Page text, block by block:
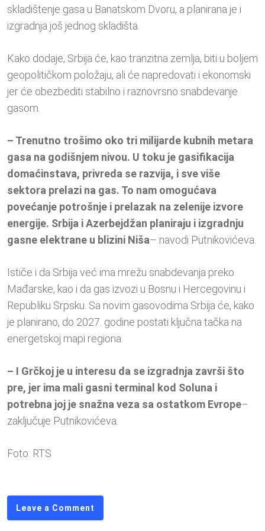
skladištenje gasa u Banatskom Dvoru, a planirana je i
izgradnja još jednog skladišta.
Kako dodaje, Srbija će, kao tranzitna zemlja, biti u boljem
geopolitičkom položaju, ali će napredovati i ekonomski
jer će obezbediti stabilno i raznovrsno snabdevanje
gasom.
– Trenutno trošimo oko tri milijarde kubnih metara
gasa na godišnjem nivou. U toku je gasifikacija
domaćinstava, privreda se razvija, i sve više
sektora prelazi na gas. To nam omogućava
povećanje potrošnje i prelazak na zelenije izvore
energije. Srbija i Azerbejdžan planiraju i izgradnju
gasne elektrane u blizini Niša– navodi Putnikovićeva.
Ističe i da Srbija već ima mrežu snabdevanja preko
Mađarske, kao i da gas izvozi u Bosnu i Hercegovinu i
Republiku Srpsku. Sa novim gasovodima Srbija će, kako
je planirano, do 2027. godine postati ključna tačka na
energetskoj mapi regiona.
– I Grčkoj je u interesu da se izgradnja završi što
pre, jer ima mali gasni terminal kod Soluna i
potrebna joj je snažna veza sa ostatkom Evrope–
zaključuje Putnikovićeva.
Foto: RTS
Leave a Comment